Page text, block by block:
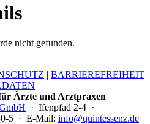
nicht gefunden.
| BARRIEREFREIHEIT
Ärzte und Arztpraxen
· Ifenpfad 2-4 ·
5 · E-Mail: info@quintessenz.de